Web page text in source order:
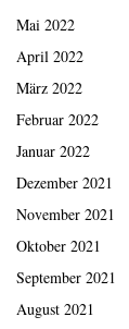
Mai 2022
April 2022
März 2022
Februar 2022
Januar 2022
Dezember 2021
November 2021
Oktober 2021
September 2021
August 2021